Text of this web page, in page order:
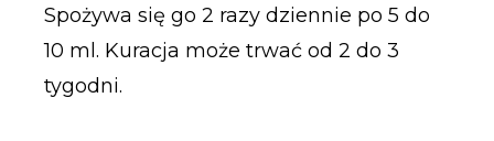
Spożywa się go 2 razy dziennie po 5 do
10 ml. Kuracja może trwać od 2 do 3
tygodni.